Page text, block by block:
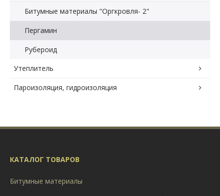
Битумные материалы "Оргкровля- 2"
Пергамин
Рубероид
Утеплитель
Пароизоляция, гидроизоляция
КАТАЛОГ ТОВАРОВ
Битумные материалы